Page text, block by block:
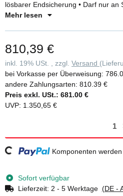
lösbarer Endsicherung • Darf nur an
montiert werden • Pflichtzubehör
Mehr lesen
810,39 €
inkl. 19% USt. , zzgl. Versand
bei Vorkasse per Überweisung:
andere Zahlungsarten: 810.39 €
Preis exkl. USt.: 681.00 €
UVP: 1.350,65 €
Loading... Komponenten werden
Sofort verfügbar
Lieferzeit: 2 - 5 Werktage (DE -